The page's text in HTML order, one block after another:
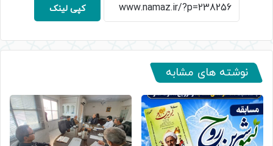
کپی لینک
نوشته های مشابه